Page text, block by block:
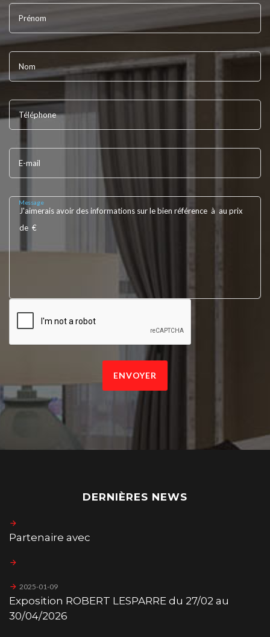
Prénom
Nom
Téléphone
E-mail
Message
ENVOYER
DERNIÈRES NEWS
Partenaire avec
2025-01-09
Exposition ROBERT LESPARRE du 27/02 au
30/04/2026